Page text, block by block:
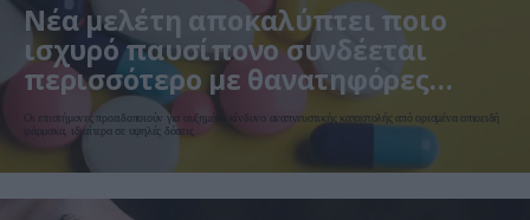
Νέα μελέτη αποκαλύπτει ποιο
ισχυρό παυσίπονο συνδέεται
περισσότερο με θανατηφόρες
επιπλοκές
Οι επιστήμονες προειδοποιούν για αυξημένο κίνδυνο αναπνευστικής καταστολής από ορισμένα οπιοειδή
φάρμακα, ιδιαίτερα σε υψηλές δόσεις